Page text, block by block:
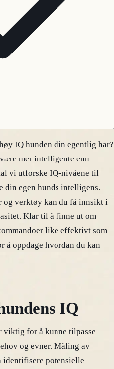
IQ hunden din egentlig har?
mer intelligente enn
vi utforske IQ-nivåene til
din egen hunds intelligens.
og verktøy kan du få innsikt i
Klar til å finne ut om
like effektivt som
å oppdage hvordan du kan
IQ
viktig for å kunne tilpasse
og evner. Måling av
identifisere potensielle